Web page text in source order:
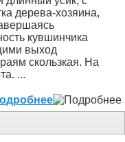
дерева-хозяина,
кувшинчика
выход
скользкая. На
...